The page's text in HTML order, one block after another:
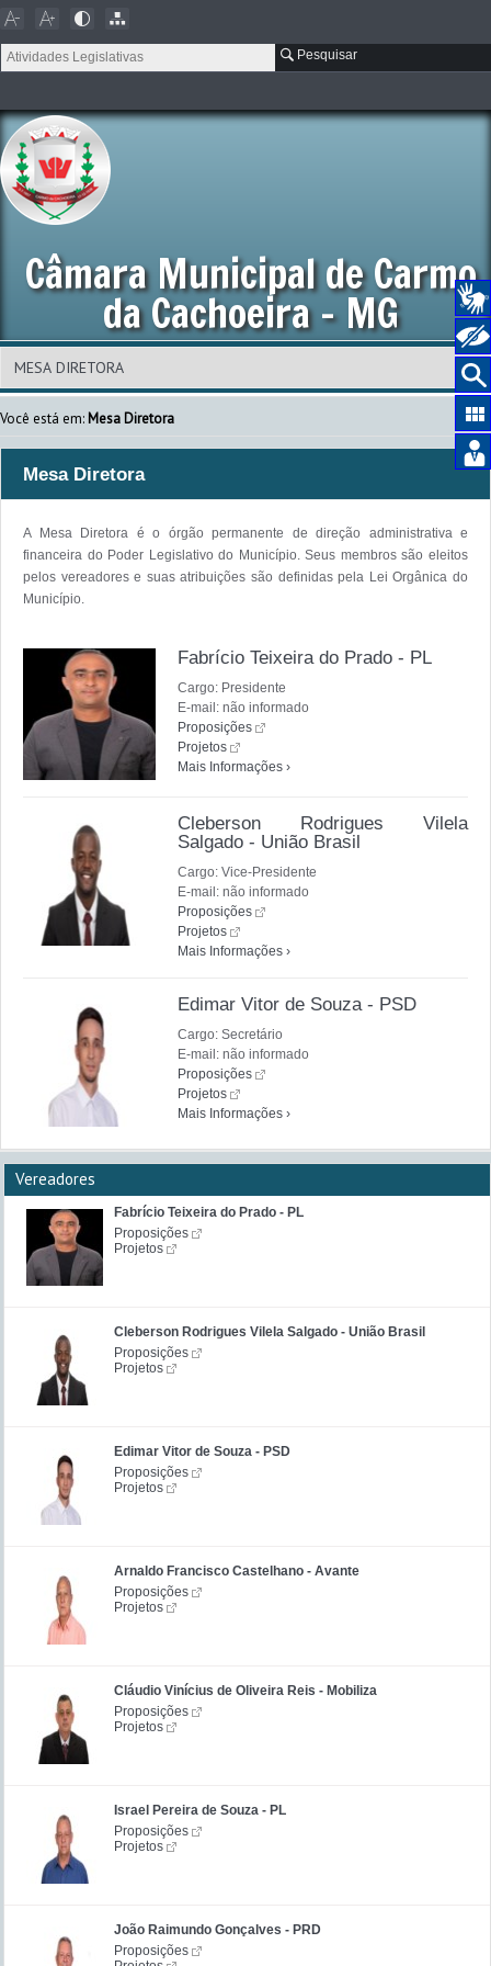
Pesquisar
Câmara Municipal de Carmo
da Cachoeira - MG
Você está em: Mesa Diretora
Mesa Diretora
A Mesa Diretora é o órgão permanente de direção administrativa e
financeira do Poder Legislativo do Município. Seus membros são eleitos
pelos vereadores e suas atribuições são definidas pela Lei Orgânica do
Município.
Fabrício Teixeira do Prado - PL
Cargo: Presidente
E-mail: não informado
Proposições
Projetos
Mais Informações ›
Cleberson Rodrigues Vilela
Salgado - União Brasil
Cargo: Vice-Presidente
E-mail: não informado
Proposições
Projetos
Mais Informações ›
Edimar Vitor de Souza - PSD
Cargo: Secretário
E-mail: não informado
Proposições
Projetos
Mais Informações ›
Vereadores
Fabrício Teixeira do Prado - PL
Proposições
Projetos
Cleberson Rodrigues Vilela Salgado - União Brasil
Proposições
Projetos
Edimar Vitor de Souza - PSD
Proposições
Projetos
Arnaldo Francisco Castelhano - Avante
Proposições
Projetos
Cláudio Vinícius de Oliveira Reis - Mobiliza
Proposições
Projetos
Israel Pereira de Souza - PL
Proposições
Projetos
João Raimundo Gonçalves - PRD
Proposições